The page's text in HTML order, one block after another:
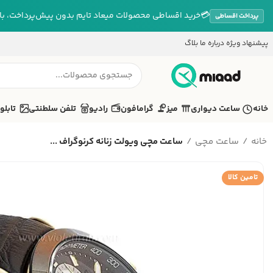
پرداخت اقساطی 💳خرید اقساطی محصولات میعاد تایم بدون پیش‌پرداخت،
پیشنهاد ویژه درباره ما بلاگ
خانه ساعت دیواری میز گرامافون رادیو تلفن سلطنتی تابلو
خانه ساعت مچی ساعت مچی ویولت زنانه کرنوگراف ...
تامین کالا